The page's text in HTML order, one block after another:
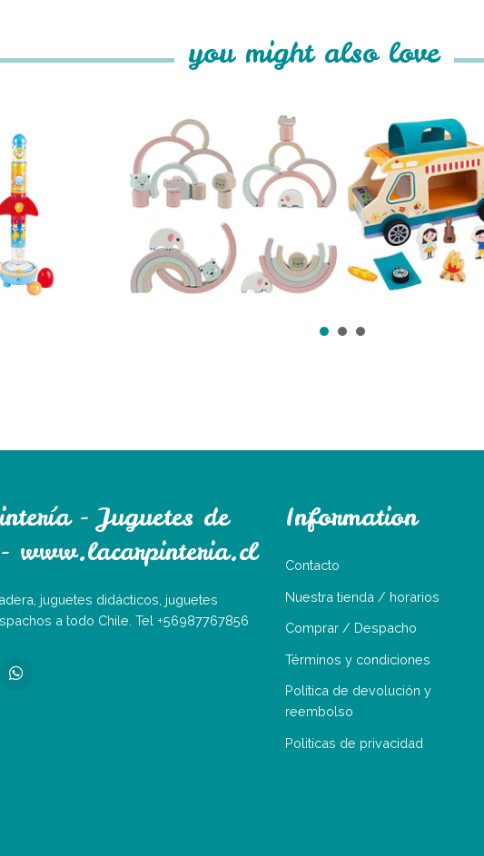
you might also love
Cohete
Arcoiris Juguetes
Montesso...
$12.990
Auto de
Juguete
- Juguetes de
www.lacarpinteria.cl
juguetes didácticos, juguetes
a todo Chile. Tel +56987767856
Information
Contacto
Nuestra tienda / horarios
Comprar / Despacho
Términos y condiciones
Política de devolución y
reembolso
Politicas de privacidad